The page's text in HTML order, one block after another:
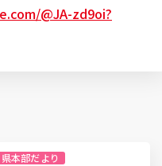
@JA-zd9oi?
県本部だより